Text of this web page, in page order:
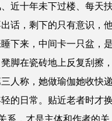
近十年未下过楼、每天
话，剩下的只有意识，
下来，中间卡一只盆，
脚在瓷砖地上反复刮擦
人称，她做瑜伽她收快
的日常。贴近老者时才
系，才是主体和作者的关